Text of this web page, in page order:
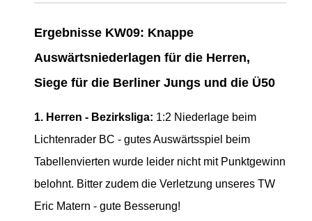
Ergebnisse KW09: Knappe
Auswärtsniederlagen für die Herren,
Siege für die Berliner Jungs und die Ü50
1. Herren - Bezirksliga: 1:2 Niederlage beim
Lichtenrader BC - gutes Auswärtsspiel beim
Tabellenvierten wurde leider nicht mit Punktgewinn
belohnt. Bitter zudem die Verletzung unseres TW
Eric Matern - gute Besserung!